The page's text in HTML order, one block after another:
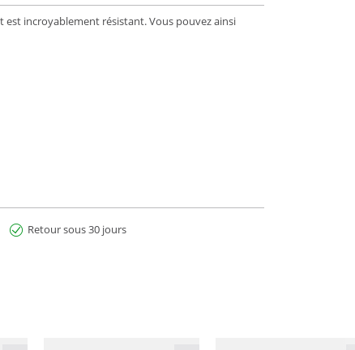
est incroyablement résistant. Vous pouvez ainsi
Retour sous 30 jours